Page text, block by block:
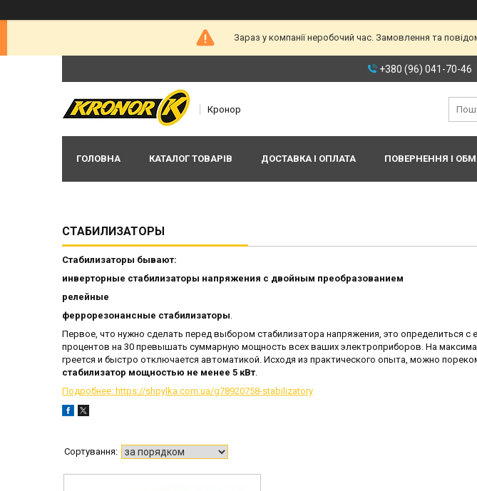
Зараз у компанії неробочий час. Замовлення та
+380 (96) 041-70-46
Кронор
ГОЛОВНА КАТАЛОГ ТОВАРІВ ДОСТАВКА І ОПЛАТА ПОВЕРНЕННЯ І
СТАБИЛИЗАТОРЫ
Стабилизаторы бывают:
инверторные стабилизаторы напряжения с двойным преобразованием
релейные
феррорезонансные стабилизаторы.
Первое, что нужно сделать перед выбором стабилизатора напряжения, это определиться
процентов на 30 превышать суммарную мощность всех ваших электроприборов. На
греется и быстро отключается автоматикой. Исходя из практического опыта, можно
стабилизатор мощностью не менее 5 кВт.
Подробнее: https://shpylka.com.ua/g78920758-stabilizatory